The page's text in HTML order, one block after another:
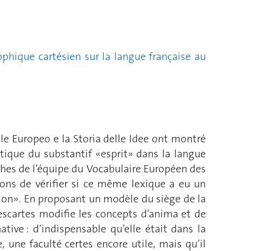
cartésien sur la langue française au
Europeo e la Storia delle Idee ont montré
du substantif «esprit» dans la langue
de l’équipe du Vocabulaire Européen des
de vérifier si ce même lexique a eu un
En proposant un modèle du siège de la
modifie les concepts d’anima et de
: d’indispensable qu’elle était dans la
faculté certes encore utile, mais qu’il